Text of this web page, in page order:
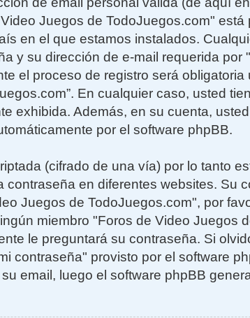
Juegos de TodoJuegos.com"
en el que estamos instalados.
y su dirección de e-mail requerida por
el proceso de registro será
En cualquier caso, usted
exhibida. Además, en su cuenta,
por el software phpBB.
(cifrado de una vía) por lo tanto
contraseña en diferentes websites. Su
Juegos de TodoJuegos.com", por
miembro "Foros de Video Juegos
le preguntará su contraseña. Si
contraseña" provisto por el software
email, luego el software phpBB